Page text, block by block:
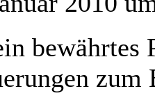
bewährtes